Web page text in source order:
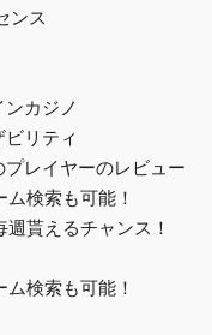
ンス
カジノ
ビリティ
レイヤーのレビュー
検索も可能！
貰えるチャンス！
検索も可能！